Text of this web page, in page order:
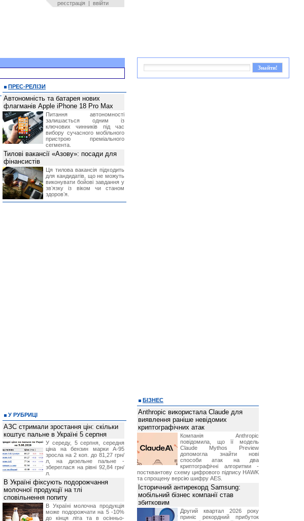
реєстрація | ввійти
ПРЕС-РЕЛІЗИ
Автономність та батарея нових
флагманів Apple iPhone 18 Pro Max
Питання автономності
залишається одним із
ключових чинників під час
вибору сучасного мобільного
пристрою преміального
сегмента.
Тилові вакансії «Азову»: посади для
фінансистів
Ця тилова вакансія підходить
для кандидатів, що не можуть
виконувати бойові завдання у
звʼязку із віком чи станом
здоровʼя.
У РУБРИЦІ
АЗС стримали зростання цін: скільки
коштує пальне в Україні 5 серпня
У середу, 5 серпня, середня
ціна на бензин марки А-95
зросла на 2 коп. до 81,27 грн/
л, на дизельне пальне -
збереглася на рівні 92,84 грн/
л.
В Україні фіксують подорожчання
молочної продукції на тлі
сповільнення попиту
В Україні молочна продукція
може подорожчати на 5 -10%
до кінця літа та в осінньо-
БІЗНЕС
Anthropic використала Claude для
виявлення раніше невідомих
криптографічних атак
Компанія Anthropic
повідомила, що її модель
Claude Mythos Preview
допомогла знайти нові
способи атак на два
криптографічні алгоритми -
постквантову схему цифрового підпису HAWK
та спрощену версію шифру AES.
Історичний антирекорд Samsung:
мобільний бізнес компанії став
збитковим
Другий квартал 2026 року
приніс рекордний прибуток